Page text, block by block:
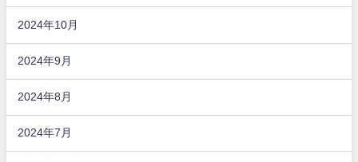
2024年10月
2024年9月
2024年8月
2024年7月